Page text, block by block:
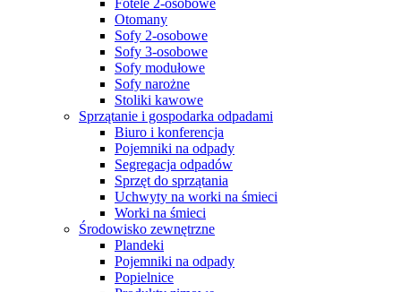
Otomany
Sofy 2-osobowe
Sofy 3-osobowe
Sofy modułowe
Sofy narożne
Stoliki kawowe
Sprzątanie i gospodarka odpadami
Biuro i konferencja
Pojemniki na odpady
Segregacja odpadów
Sprzęt do sprzątania
Uchwyty na worki na śmieci
Worki na śmieci
Środowisko zewnętrzne
Plandeki
Pojemniki na odpady
Popielnice